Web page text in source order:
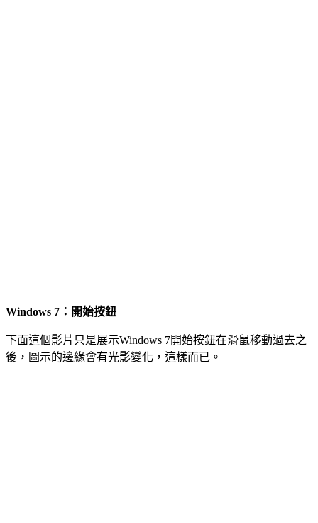
Windows 7：開始按鈕
下面這個影片只是展示Windows 7開始按鈕在滑鼠移動過去之
後，圖示的邊緣會有光影變化，這樣而已。